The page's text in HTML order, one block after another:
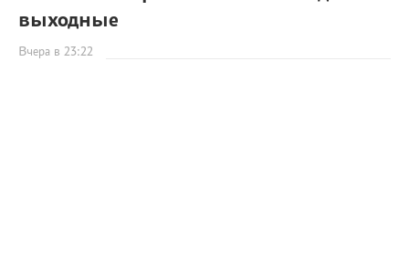
выходные
Вчера в 23:22